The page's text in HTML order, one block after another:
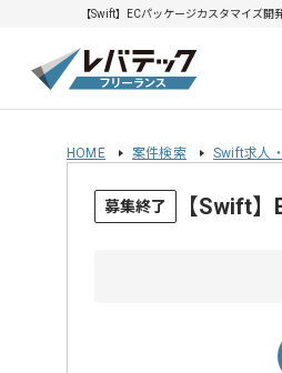
【Swift】ECパッケージカスタマイズ
HOME 案件検索 Swift求人
募集終了 【Swift